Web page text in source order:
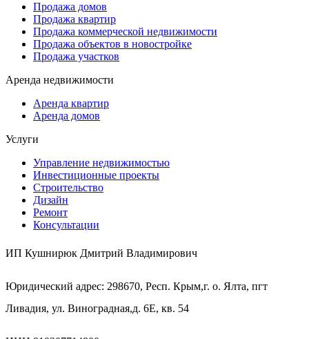
Продажа домов
Продажа квартир
Продажа коммерческой недвижимости
Продажа объектов в новостройке
Продажа участков
Аренда недвижимости
Аренда квартир
Аренда домов
Услуги
Управление недвижимостью
Инвестиционные проекты
Строительство
Дизайн
Ремонт
Консультации
ИП Кушнирюк Дмитрий Владимирович
Юридический адрес: 298670, Респ. Крым,г. о. Ялта, пгт
Ливадия, ул. Виноградная,д. 6Е, кв. 54